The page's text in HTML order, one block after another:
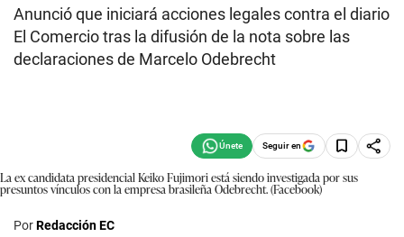
Anunció que iniciará acciones legales contra el diario
El Comercio tras la difusión de la nota sobre las
declaraciones de Marcelo Odebrecht
Seguir en
La ex candidata presidencial Keiko Fujimori está siendo investigada por sus
presuntos vínculos con la empresa brasileña Odebrecht. (Facebook)
PorRedacción EC